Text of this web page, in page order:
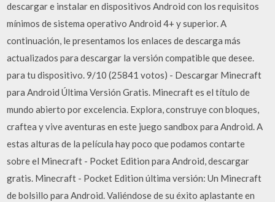
descargar e instalar en dispositivos Android con los requisitos
mínimos de sistema operativo Android 4+ y superior. A
continuación, le presentamos los enlaces de descarga más
actualizados para descargar la versión compatible que desee.
para tu dispositivo. 9/10 (25841 votos) - Descargar Minecraft
para Android Última Versión Gratis. Minecraft es el título de
mundo abierto por excelencia. Explora, construye con bloques,
craftea y vive aventuras en este juego sandbox para Android. A
estas alturas de la película hay poco que podamos contarte
sobre el Minecraft - Pocket Edition para Android, descargar
gratis. Minecraft - Pocket Edition última versión: Un Minecraft
de bolsillo para Android. Valiéndose de su éxito aplastante en